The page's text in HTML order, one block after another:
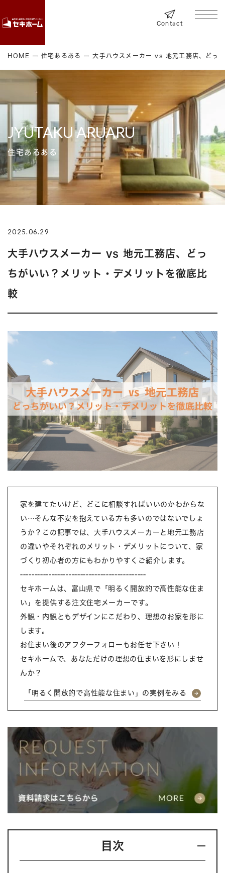
Contact
HOME 住宅あるある 大手ハウスメーカー vs 地元工務店、どっ
JYUTAKU ARUARU
住宅あるある
2025.06.29
大手ハウスメーカー vs 地元工務店、どっ
ちがいい？メリット・デメリットを徹底比
較
家を建てたいけど、どこに相談すればいいのかわからな
い…そんな不安を抱えている方も多いのではないでしょ
うか？この記事では、大手ハウスメーカーと地元工務店
の違いやそれぞれのメリット・デメリットについて、家
づくり初心者の方にもわかりやすくご紹介します。
--------------------------------------------
セキホームは、富山県で「明るく開放的で高性能な住ま
い」を提供する注文住宅メーカーです。
外観・内観ともデザインにこだわり、理想のお家を形に
します。
お住まい後のアフターフォローもお任せ下さい！
セキホームで、あなただけの理想の住まいを形にしませ
んか？
「明るく開放的で高性能な住まい」の実例をみる
目次